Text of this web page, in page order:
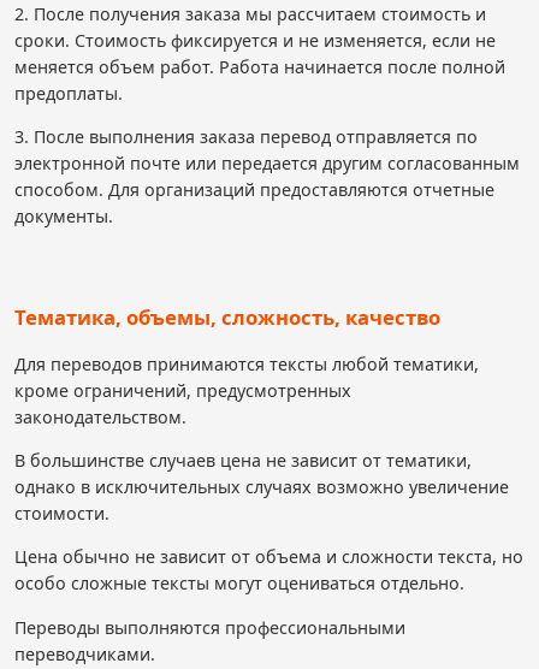
2. После получения заказа мы рассчитаем стоимость и
сроки. Стоимость фиксируется и не изменяется, если не
меняется объем работ. Работа начинается после полной
предоплаты.
3. После выполнения заказа перевод отправляется по
электронной почте или передается другим согласованным
способом. Для организаций предоставляются отчетные
документы.
Тематика, объемы, сложность, качество
Для переводов принимаются тексты любой тематики,
кроме ограничений, предусмотренных
законодательством.
В большинстве случаев цена не зависит от тематики,
однако в исключительных случаях возможно увеличение
стоимости.
Цена обычно не зависит от объема и сложности текста, но
особо сложные тексты могут оцениваться отдельно.
Переводы выполняются профессиональными
переводчиками.